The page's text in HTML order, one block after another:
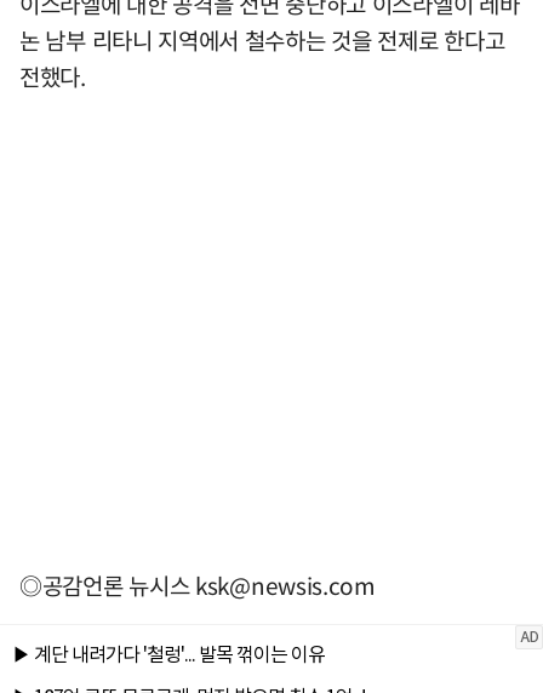
논 남부 리타니 지역에서 철수하는 것을 전제로 한다고
전했다.
◎공감언론 뉴시스ksk@newsis.com